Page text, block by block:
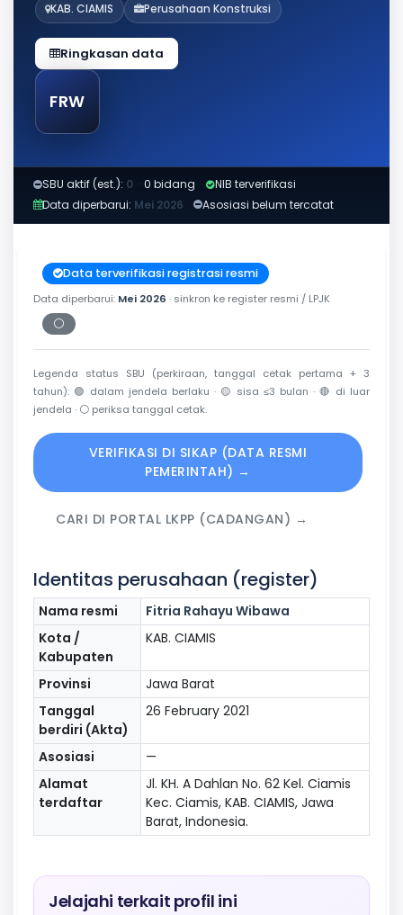
KAB. CIAMIS Perusahaan Konstruksi
Ringkasan data
FRW
SBU aktif (est.): 0 · 0 bidang
NIB terverifikasi
Data diperbarui: Mei 2026 Asosiasi belum tercatat
Data terverifikasi registrasi resmi
Data diperbarui: Mei 2026 · sinkron ke register resmi / LPJK
⚪
Periksa tanggal cetak
Legenda status SBU (perkiraan, tanggal cetak pertama + 3
tahun): 🟢 dalam jendela berlaku · 🟡 sisa ≤3 bulan · 🔴 di luar
jendela · ⚪ periksa tanggal cetak.
VERIFIKASI DI SIKAP (DATA RESMI
PEMERINTAH) →
CARI DI PORTAL LKPP (CADANGAN) →
Identitas perusahaan (register)
Nama resmi
Fitria Rahayu Wibawa
Kota /
Kabupaten
KAB. CIAMIS
Provinsi
Jawa Barat
Tanggal
berdiri (Akta)
26 February 2021
Asosiasi
—
Alamat
terdaftar
Jl. KH. A Dahlan No. 62 Kel. Ciamis
Kec. Ciamis, KAB. CIAMIS, Jawa
Barat, Indonesia.
Jelajahi terkait profil ini